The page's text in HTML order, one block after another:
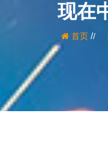
现在
首页/